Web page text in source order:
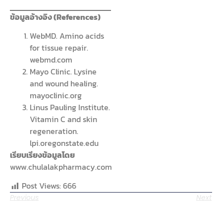
ข้อมูลอ้างอิง (References)
WebMD. Amino acids
for tissue repair.
webmd.com
Mayo Clinic. Lysine
and wound healing.
mayoclinic.org
Linus Pauling Institute.
Vitamin C and skin
regeneration.
lpi.oregonstate.edu
เรียบเรียงข้อมูลโดย
www.chulalakpharmacy.com
Post Views: 666
Previous Next